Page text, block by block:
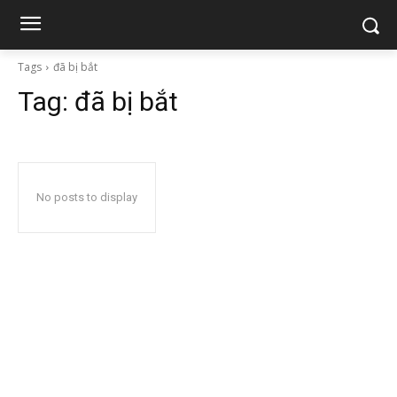
Tags đã bị bắt
Tag: đã bị bắt
No posts to display